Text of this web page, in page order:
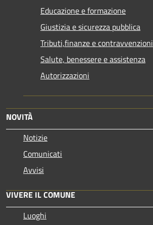
Educazione e formazione
Giustizia e sicurezza pubblica
Tributi,finanze e contravvenzioni
Salute, benessere e assistenza
Autorizzazioni
NOVITÀ
Notizie
Comunicati
Avvisi
VIVERE IL COMUNE
Luoghi